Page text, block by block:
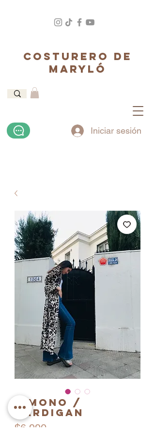
COSTURERO DE
MARYLÓ
Iniciar sesión
Kimono /
Cardigan
$6.990Precio